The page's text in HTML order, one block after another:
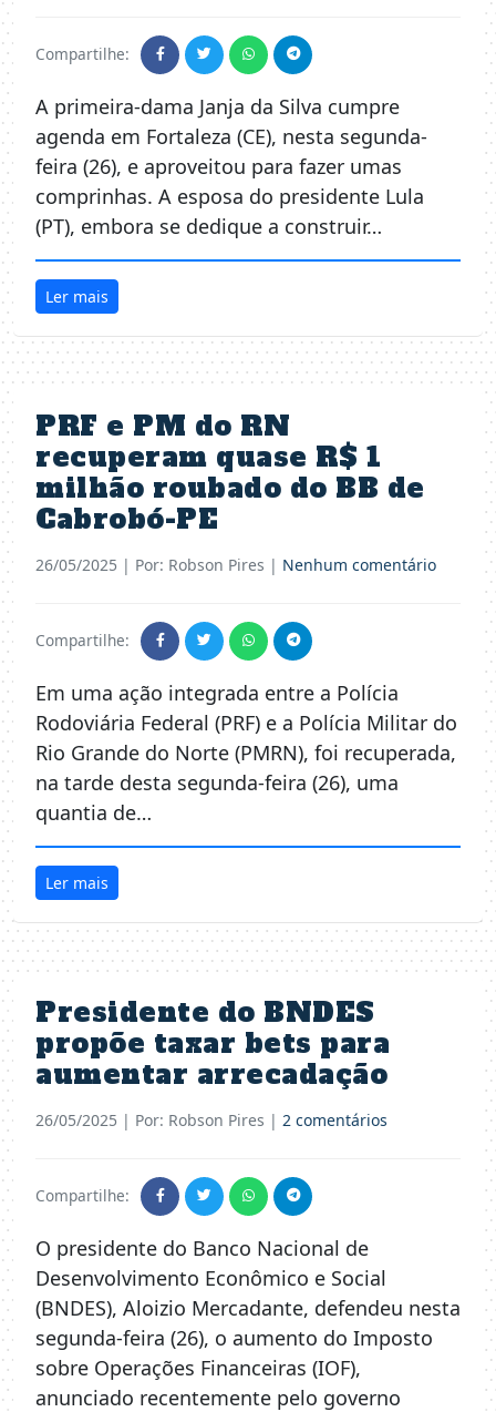
Compartilhe:
A primeira-dama Janja da Silva cumpre
agenda em Fortaleza (CE), nesta segunda-
feira (26), e aproveitou para fazer umas
comprinhas. A esposa do presidente Lula
(PT), embora se dedique a construir…
Ler mais
PRF e PM do RN
recuperam quase R$ 1
milhão roubado do BB de
Cabrobó-PE
26/05/2025 | Por: Robson Pires | Nenhum comentário
Compartilhe:
Em uma ação integrada entre a Polícia
Rodoviária Federal (PRF) e a Polícia Militar do
Rio Grande do Norte (PMRN), foi recuperada,
na tarde desta segunda-feira (26), uma
quantia de…
Ler mais
Presidente do BNDES
propõe taxar bets para
aumentar arrecadação
26/05/2025 | Por: Robson Pires | 2 comentários
Compartilhe:
O presidente do Banco Nacional de
Desenvolvimento Econômico e Social
(BNDES), Aloizio Mercadante, defendeu nesta
segunda-feira (26), o aumento do Imposto
sobre Operações Financeiras (IOF),
anunciado recentemente pelo governo